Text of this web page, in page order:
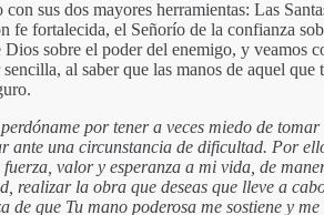
sus dos mayores herramientas: Las
fe fortalecida, el Señorío de la confianza
sobre el poder del enemigo, y veamos
al saber que las manos de aquel
por tener a veces miedo de
ante una circunstancia de dificultad. Por
valor y esperanza a mi vida, de
realizar la obra que deseas que lleve a
de que Tu mano poderosa me sostiene y